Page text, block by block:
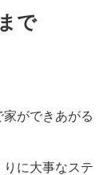
で
ができあがる
に大事なステ